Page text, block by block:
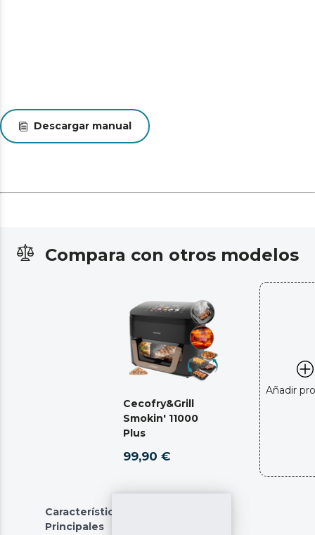
Descargar manual
Compara con otros modelos
Cecofry&Grill
Smokin' 11000
Plus
99,90 €
Añadir
Características
Principales